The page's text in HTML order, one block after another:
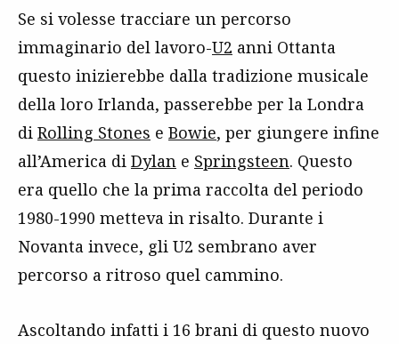
Se si volesse tracciare un percorso
immaginario del lavoro-U2 anni Ottanta
questo inizierebbe dalla tradizione musicale
della loro Irlanda, passerebbe per la Londra
di Rolling Stones e Bowie, per giungere infine
all’America di Dylan e Springsteen. Questo
era quello che la prima raccolta del periodo
1980-1990 metteva in risalto. Durante i
Novanta invece, gli U2 sembrano aver
percorso a ritroso quel cammino.
Ascoltando infatti i 16 brani di questo nuovo